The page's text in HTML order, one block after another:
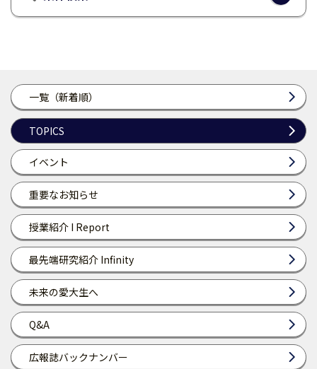
一覧（新着順）
TOPICS
イベント
重要なお知らせ
授業紹介 I Report
最先端研究紹介 Infinity
未来の愛大生へ
Q&A
広報誌バックナンバー